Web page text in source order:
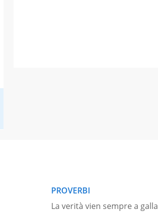
PROVERBI
La verità vien sempre a galla